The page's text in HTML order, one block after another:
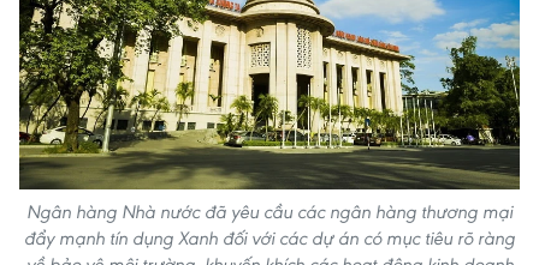
Ngân hàng Nhà nước đã yêu cầu các ngân hàng thương mại
đẩy mạnh tín dụng Xanh đối với các dự án có mục tiêu rõ ràng